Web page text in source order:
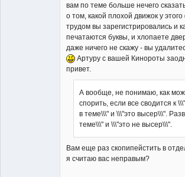
вам по теме больше нечего
о том, какой плохой движок у
трудом вы зарегистрировались и
печатаются буквы, и хлопаете
даже ничего не скажу - вы
Артуру с вашей Кинороты
привет.
А вообще, не понимаю, как
спорить, если все сводится к
в теме\\\" и \\\"это высер\\\".
теме\\\" и \\\"это не высер\\\".
Вам еще раз скопипейстить в
я считаю вас неправым?